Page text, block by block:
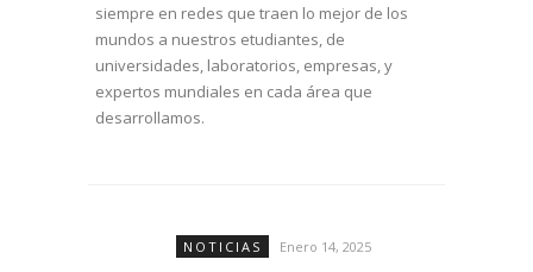
siempre en redes que traen lo mejor de los
mundos a nuestros etudiantes, de
universidades, laboratorios, empresas, y
expertos mundiales en cada área que
desarrollamos.
NOTICIAS Enero 14, 2025